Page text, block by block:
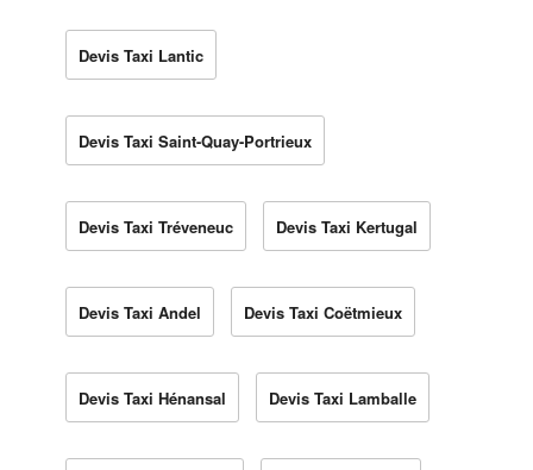
Devis Taxi Lantic
Devis Taxi Saint-Quay-Portrieux
Devis Taxi Tréveneuc Devis Taxi Kertugal
Devis Taxi Andel Devis Taxi Coëtmieux
Devis Taxi Hénansal Devis Taxi Lamballe